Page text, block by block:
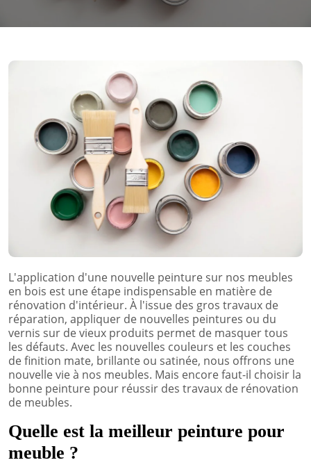
L'application d'une nouvelle peinture sur nos meubles
en bois est une étape indispensable en matière de
rénovation d'intérieur. À l'issue des gros travaux de
réparation, appliquer de nouvelles peintures ou du
vernis sur de vieux produits permet de masquer tous
les défauts. Avec les nouvelles couleurs et les couches
de finition mate, brillante ou satinée, nous offrons une
nouvelle vie à nos meubles. Mais encore faut-il choisir la
bonne peinture pour réussir des travaux de rénovation
de meubles.
Quelle est la meilleur peinture pour
meuble ?